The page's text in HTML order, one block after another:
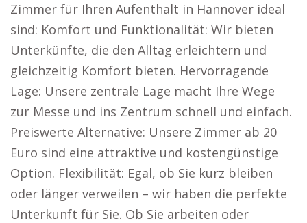
Zimmer für Ihren Aufenthalt in Hannover ideal
sind: Komfort und Funktionalität: Wir bieten
Unterkünfte, die den Alltag erleichtern und
gleichzeitig Komfort bieten. Hervorragende
Lage: Unsere zentrale Lage macht Ihre Wege
zur Messe und ins Zentrum schnell und einfach.
Preiswerte Alternative: Unsere Zimmer ab 20
Euro sind eine attraktive und kostengünstige
Option. Flexibilität: Egal, ob Sie kurz bleiben
oder länger verweilen – wir haben die perfekte
Unterkunft für Sie. Ob Sie arbeiten oder